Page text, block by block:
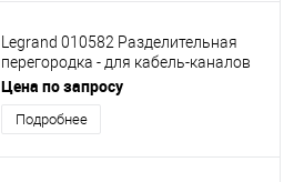
Legrand 010582 Разделительная
перегородка - для кабель-каналов
DLP 35х105, 50х80, 50х105, 50х150 -
2 м - белая
Цена по запросу
Подробнее